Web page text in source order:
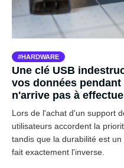
HARDWARE
Une clé USB
vos données
n'arrive pas à
basique...
Lors de l'achat d'un support
utilisateurs accordent la
tandis que la durabilité est
fait exactement l'inverse.